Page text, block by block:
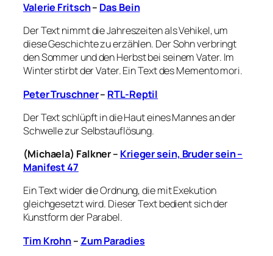
Valerie Fritsch– Das Bein
Der Text nimmt die Jahreszeiten als Vehikel, um
diese Geschichte zu erzählen. Der Sohn verbringt
den Sommer und den Herbst bei seinem Vater. Im
Winter stirbt der Vater. Ein Text desMemento mori.
Peter Truschner– RTL-Reptil
Der Text schlüpft in die Haut eines Mannes an der
Schwelle zur Selbstauflösung.
(Michaela) Falkner– Krieger sein, Bruder sein –
Manifest 47
Ein Text wider die Ordnung, die mit Exekution
gleichgesetzt wird. Dieser Text bedient sich der
Kunstform der Parabel.
Tim Krohn– Zum Paradies